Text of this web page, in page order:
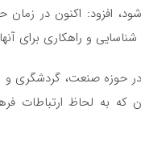
افزود: اکنون در زمان
شناسایی و راهکاری برای
حوزه صنعت، گردشگری و
که به لحاظ ارتباطات